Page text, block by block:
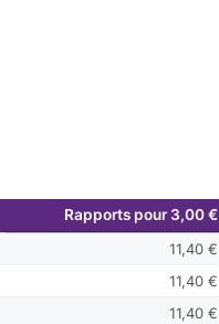
Rapports pour 3,00 €
11,40 €
11,40 €
11,40 €